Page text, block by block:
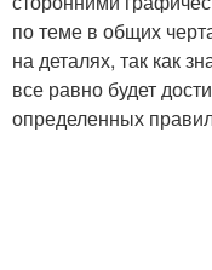
по теме в общих
на деталях, так как
все равно будет
определенных